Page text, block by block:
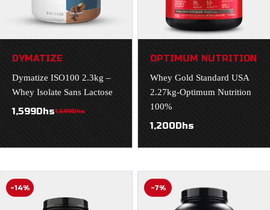
DYMATIZE
Dymatize ISO100 2.3kg –
Whey Isolate Sans Lactose
1,699Dhs
1,599Dhs
OPTIMUM NUTRITION
Whey Gold Standard USA
2.27kg-Optimum Nutrition
100%
1,200Dhs
-14% -7%